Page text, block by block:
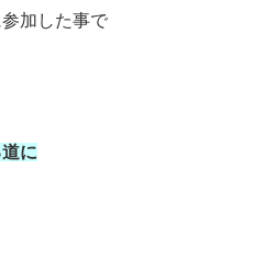
加した事で
に